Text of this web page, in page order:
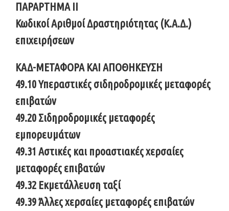
ΠΑΡΑΡΤΗΜΑ II
Κωδικοί Αριθμοί Δραστηριότητας (Κ.Α.Δ.)
επιχειρήσεων
ΚΑΔ-ΜΕΤΑΦΟΡΑ ΚΑΙ ΑΠΟΘΗΚΕΥΣΗ
49.10 Υπεραστικές σιδηροδρομικές μεταφορές
επιβατών
49.20 Σιδηροδρομικές μεταφορές
εμπορευμάτων
49.31 Αστικές και προαστιακές χερσαίες
μεταφορές επιβατών
49.32 Εκμετάλλευση ταξί
49.39 Άλλες χερσαίες μεταφορές επιβατών